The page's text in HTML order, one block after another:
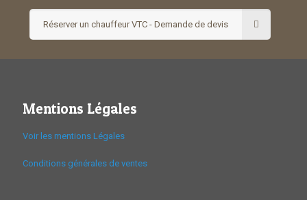
Réserver un chauffeur VTC - Demande de devis
Mentions Légales
Voir les mentions Légales
Conditions générales de ventes